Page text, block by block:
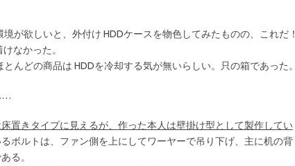
が欲しいと、外付け HDDケースを物色してみたものの、これだ！
なかった。
んどの商品は HDDを冷却する気が無いらしい。只の箱であった。
置きタイプに見えるが、作った本人は壁掛け型として製作してい
ボルトは、ファン側を上にしてワーヤーで吊り下げ、主に机の背
る。